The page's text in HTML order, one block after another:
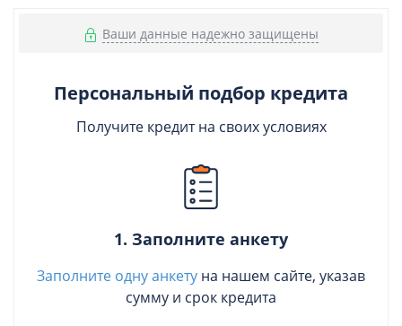
Ваши данные надежно защищены
Персональный подбор кредита
Получите кредит на своих условиях
1. Заполните анкету
Заполните одну анкету на нашем сайте, указав
сумму и срок кредита